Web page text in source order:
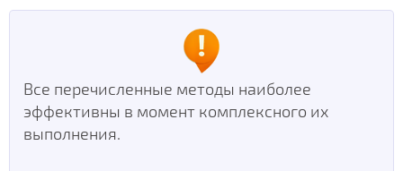
Все перечисленные методы наиболее
эффективны в момент комплексного их
выполнения.